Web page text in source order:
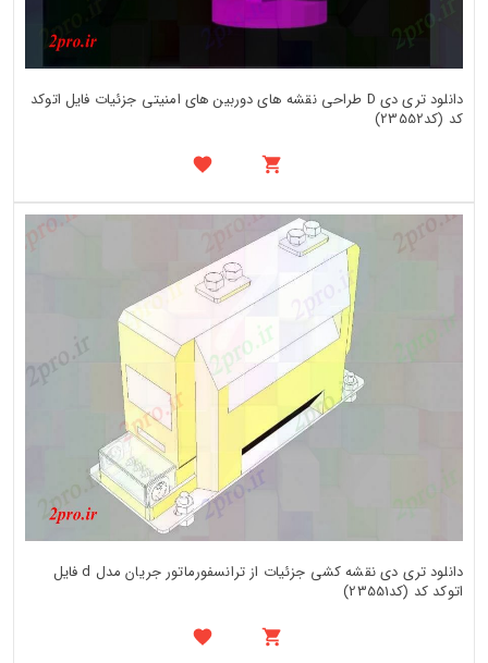
دانلود تری دی D طراحی نقشه های دوربین های امنیتی جزئیات فایل اتوکد
کد (کد23552)
دانلود تری دی نقشه کشی جزئیات از ترانسفورماتور جریان مدل d فایل
اتوکد کد (کد23551)